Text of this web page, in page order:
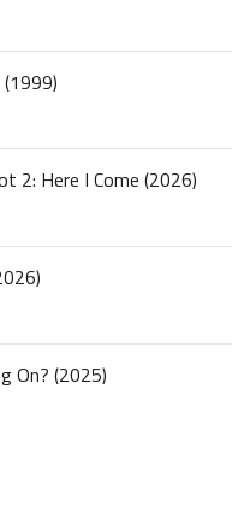
2: Here I Come (2026)
On? (2025)